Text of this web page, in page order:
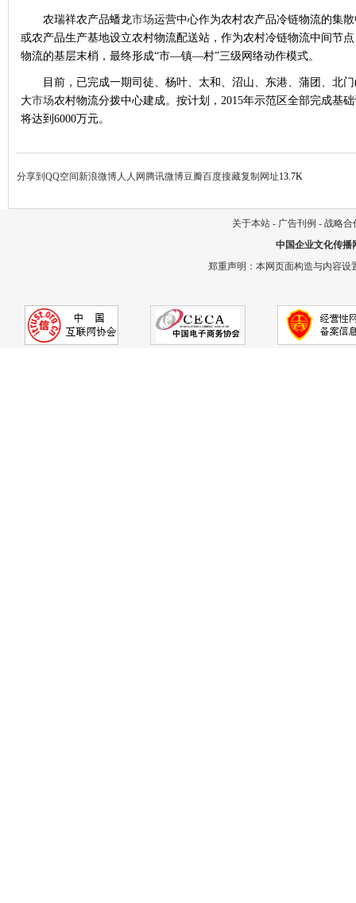
农瑞祥农产品蟠龙市场运营中心作为农村农产品冷链物流的集
或农产品生产基地设立农村物流配送站，作为农村冷链物流中间节
物流的基层末梢，最终形成“市—镇—村”三级网络动作模式。
目前，已完成一期司徒、杨叶、太和、沼山、东港、蒲团、北
大市场农村物流分拨中心建成。按计划，2015年示范区全部完成基
将达到6000万元。
分享到 QQ空间新浪微博人人网 腾讯微博豆瓣百度搜藏复制网址13.7K
关于本站 - 广告刊例 - 战略合
中国企业文化传播
郑重声明：本网页面构造与内容